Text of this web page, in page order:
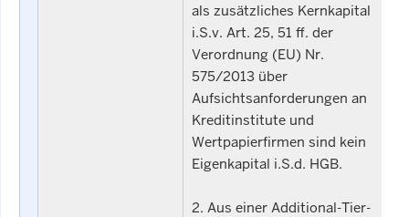
als zusätzliches Kernkapital
i.S.v. Art. 25, 51 ff. der
Verordnung (EU) Nr.
575/2013 über
Aufsichtsanforderungen an
Kreditinstitute und
Wertpapierfirmen sind kein
Eigenkapital i.S.d. HGB.
2. Aus einer Additional-Tier-